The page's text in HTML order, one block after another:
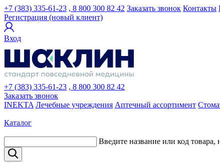
+7 (383) 335-61-23 , 8 800 300 82 42 Заказать звонок Контакты
Регистрация (новый клиент)
Вход
+7 (383) 335-61-23 , 8 800 300 82 42
Заказать звонок
INEKTA Лечебные учреждения Аптечный ассортимент
Каталог
Введите название или код